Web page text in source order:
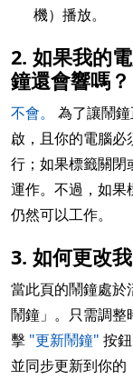
機）播放。
2. 如果我的
鐘還會響嗎？
不會。
為了讓鬧
啟，且你的電腦必
行；如果標籤關閉
運作。不過，如果
仍然可以工作。
3. 如何更改
當此頁的鬧鐘處於
鬧鐘」。只需調
擊 "更新鬧鐘" 按
並同步更新到你的